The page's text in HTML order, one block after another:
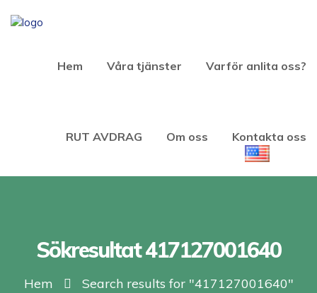
Hem Våra tjänster Varför anlita oss?
RUT AVDRAG Om oss Kontakta oss
Sökresultat 417127001640
Hem Search results for "417127001640"